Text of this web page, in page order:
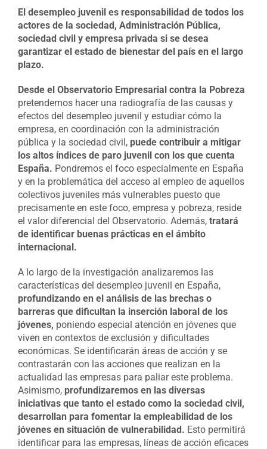
El desempleo juvenil es responsabilidad de todos los
actores de la sociedad, Administración Pública,
sociedad civil y empresa privada si se desea
garantizar el estado de bienestar del país en el largo
plazo.
Desde el Observatorio Empresarial contra la Pobreza
pretendemos hacer una radiografía de las causas y
efectos del desempleo juvenil y estudiar cómo la
empresa, en coordinación con la administración
pública y la sociedad civil, puede contribuir a mitigar
los altos índices de paro juvenil con los que cuenta
España. Pondremos el foco especialmente en España
y en la problemática del acceso al empleo de aquellos
colectivos juveniles más vulnerables puesto que
precisamente en este foco, empresa y pobreza, reside
el valor diferencial del Observatorio. Además, tratará
de identificar buenas prácticas en el ámbito
internacional.
A lo largo de la investigación analizaremos las
características del desempleo juvenil en España,
profundizando en el análisis de las brechas o
barreras que dificultan la inserción laboral de los
jóvenes, poniendo especial atención en jóvenes que
viven en contextos de exclusión y dificultades
económicas. Se identificarán áreas de acción y se
contrastarán con las acciones que realizan en la
actualidad las empresas para paliar este problema.
Asimismo, profundizaremos en las diversas
iniciativas que tanto el estado como la sociedad civil,
desarrollan para fomentar la empleabilidad de los
jóvenes en situación de vulnerabilidad. Esto permitirá
identificar para las empresas, líneas de acción eficaces